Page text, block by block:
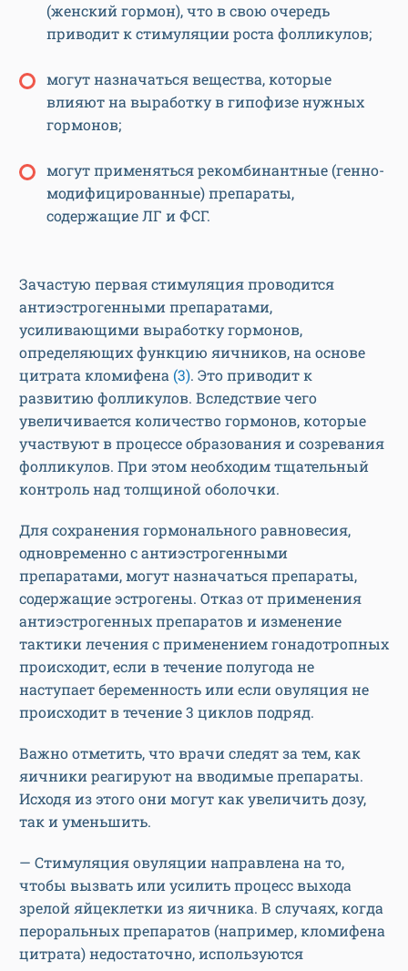
(женский гормон), что в свою очередь
приводит к стимуляции роста фолликулов;
могут назначаться вещества, которые
влияют на выработку в гипофизе нужных
гормонов;
могут применяться рекомбинантные (генно-
модифицированные) препараты,
содержащие ЛГ и ФСГ.
Зачастую первая стимуляция проводится
антиэстрогенными препаратами,
усиливающими выработку гормонов,
определяющих функцию яичников, на основе
цитрата кломифена (3). Это приводит к
развитию фолликулов. Вследствие чего
увеличивается количество гормонов, которые
участвуют в процессе образования и созревания
фолликулов. При этом необходим тщательный
контроль над толщиной оболочки.
Для сохранения гормонального равновесия,
одновременно с антиэстрогенными
препаратами, могут назначаться препараты,
содержащие эстрогены. Отказ от применения
антиэстрогенных препаратов и изменение
тактики лечения с применением гонадотропных
происходит, если в течение полугода не
наступает беременность или если овуляция не
происходит в течение 3 циклов подряд.
Важно отметить, что врачи следят за тем, как
яичники реагируют на вводимые препараты.
Исходя из этого они могут как увеличить дозу,
так и уменьшить.
— Стимуляция овуляции направлена на то,
чтобы вызвать или усилить процесс выхода
зрелой яйцеклетки из яичника. В случаях, когда
пероральных препаратов (например, кломифена
цитрата) недостаточно, используются